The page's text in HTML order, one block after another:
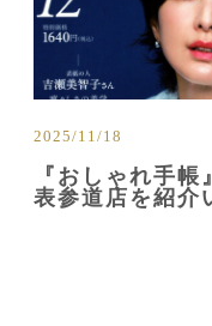
2025/11/18
『おしゃれ手
表参道店を紹介